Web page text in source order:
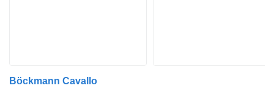
Böckmann Cavallo